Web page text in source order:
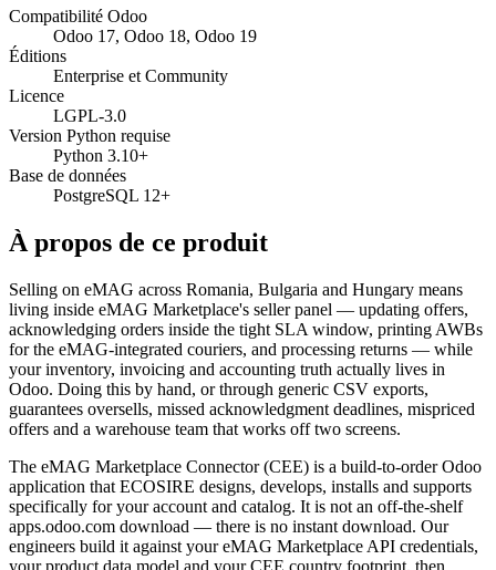
Compatibilité Odoo
Odoo 17, Odoo 18, Odoo 19
Éditions
Enterprise et Community
Licence
LGPL-3.0
Version Python requise
Python 3.10+
Base de données
PostgreSQL 12+
À propos de ce produit
Selling on eMAG across Romania, Bulgaria and Hungary means
living inside eMAG Marketplace's seller panel — updating offers,
acknowledging orders inside the tight SLA window, printing AWBs
for the eMAG-integrated couriers, and processing returns — while
your inventory, invoicing and accounting truth actually lives in
Odoo. Doing this by hand, or through generic CSV exports,
guarantees oversells, missed acknowledgment deadlines, mispriced
offers and a warehouse team that works off two screens.
The eMAG Marketplace Connector (CEE) is a build-to-order Odoo
application that ECOSIRE designs, develops, installs and supports
specifically for your account and catalog. It is not an off-the-shelf
apps.odoo.com download — there is no instant download. Our
engineers build it against your eMAG Marketplace API credentials,